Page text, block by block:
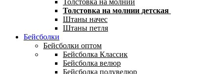
Толстовка на молнии детская
Штаны начес
Штаны петля
Бейсболки
Бейсболки оптом
Бейсболка Классик
Бейсболка велюр
Бейсболка полувелюр